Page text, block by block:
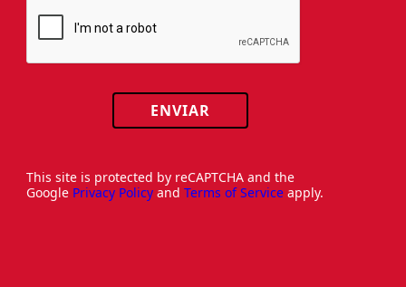
ENVIAR
This site is protected by reCAPTCHA and the
Google Privacy Policy and Terms of Service apply.